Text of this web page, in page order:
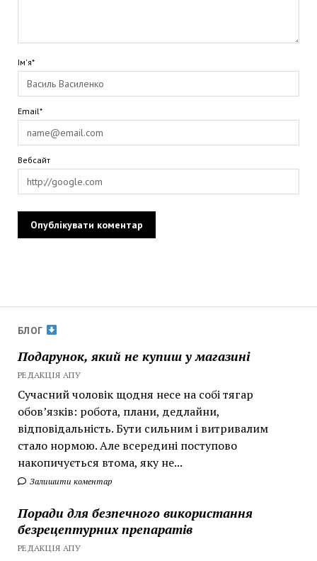
БЛОГ
Подарунок, який не купиш у магазині
РЕДАКЦІЯ АПУ
Сучасний чоловік щодня несе на собі тягар
обов’язків: робота, плани, дедлайни,
відповідальність. Бути сильним і витривалим
стало нормою. Але всередині поступово
накопичується втома, яку не...
Залишити коментар
Поради для безпечного використання
безрецептурних препаратів
РЕДАКЦІЯ АПУ
Ім'я*
Email*
Вебсайт